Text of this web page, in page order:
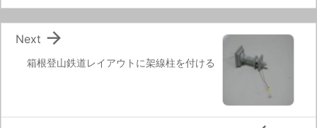
箱根登山鉄道レイアウトに架線柱を付ける

Next